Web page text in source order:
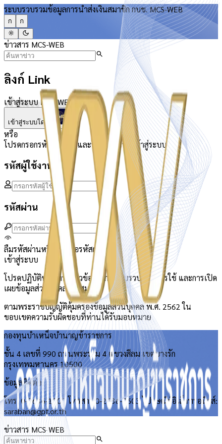
ระบบรวบรวมข้อมูลการนำส่งเงินสมาชิก กบข. MCS-WEB
ก ก
ข่าวสาร MCS-WEB
ลิงก์ Link
เข้าสู่ระบบ MCS-WEB
เข้าสู่ระบบโดย
หรือ
โปรดกรอกรหัสผู้ใช้งานและรหัสผ่านเพื่อเข้าสู่ระบบ
รหัสผู้ใช้งาน
รหัสผ่าน
ลืมรหัสผ่านหรือไม่?
ขอรหัสผ่านใหม่
เข้าสู่ระบบ
โปรดปฏิบัติหน้าที่ที่เกี่ยวข้องกับการเก็บรวบรวม การใช้ และการเปิด
เผยข้อมูลส่วนบุคคลของสมาชิก
ตามพระราชบัญญัติคุ้มครองข้อมูลส่วนบุคคล พ.ศ. 2562 ใน
ขอบเขตความรับผิดชอบที่ท่านได้รับมอบหมาย
กองทุนบำเหน็จบำนาญข้าราชการ
ชั้น 4 เลขที่ 990 ถนนพระราม 4 แขวงสีลม เขตบางรัก
กรุงเทพมหานคร 10500
ข้อมูลติดต่อ
โทร. 0-2636-1000 โทรสาร 0-2636-0603 ไปรษณีย์อิเล็กทรอนิกส์:
saraban@gpf.or.th
ข่าวสาร MCS-WEB